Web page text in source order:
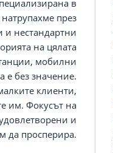
в
през
и нестандартни
на цялата
мобилни
е без значение.
клиенти,
им. Фокусът на
и
да просперира.